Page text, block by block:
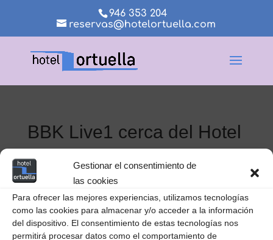
Gestionar el consentimiento de
las cookies
Para ofrecer las mejores experiencias, utilizamos tecnologías
como las cookies para almacenar y/o acceder a la información
del dispositivo. El consentimiento de estas tecnologías nos
permitirá procesar datos como el comportamiento de
946 353 204
reservas@hotelortuella.com
BBK Live1 cerca del Hotel
Ortuella